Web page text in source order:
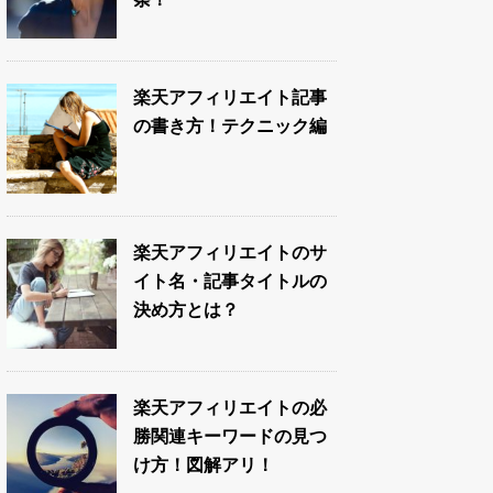
楽天アフィリエイト記事
の書き方！テクニック編
楽天アフィリエイトのサ
イト名・記事タイトルの
決め方とは？
楽天アフィリエイトの必
勝関連キーワードの見つ
け方！図解アリ！